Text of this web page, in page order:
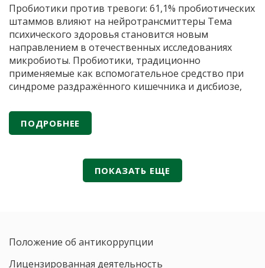
в
Пробиотики против тревоги: 61,1% пробиотических
штаммов влияют на нейротрансмиттеры Тема
психического здоровья становится новым
направлением в отечественных исследованиях
микробиоты. Пробиотики, традиционно
применяемые как вспомогательное средство при
синдроме раздражённого кишечника и дисбиозе,
модуляторы нейропсихических состояний. По
данным публикаций в российских научных журналах
(«Вестник Российской академии медицинских наук»,
гастроэнтерология»
против
влияют
ПОДРОБНЕЕ
ПОКАЗАТЬ ЕЩЕ
Положение об антикоррупции
Лицензированная деятельность